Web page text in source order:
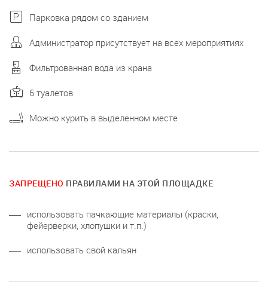
Парковка рядом со зданием
Администратор присутствует на всех мероприятиях
Фильтрованная вода из крана
6 туалетов
Можно курить в выделенном месте
ЗАПРЕЩЕНО ПРАВИЛАМИ НА ЭТОЙ ПЛОЩАДКЕ
использовать пачкающие материалы (краски,
фейерверки, хлопушки и т.п.)
использовать свой кальян